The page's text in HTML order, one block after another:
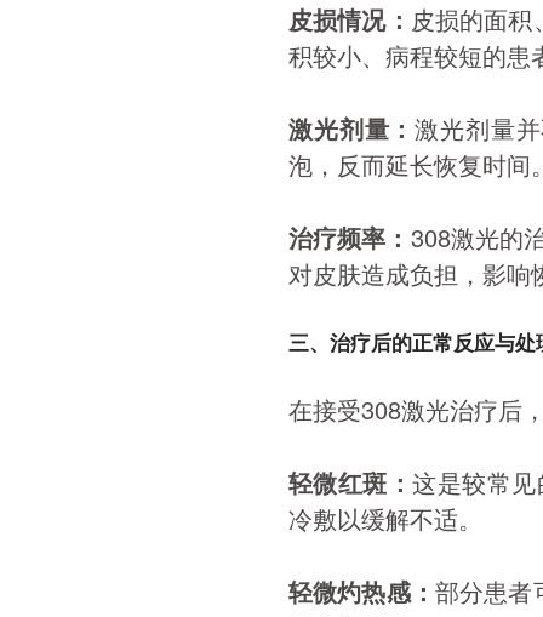
皮损情况： 皮损的面
积较小、病程较短的患
激光剂量：激光剂量
泡，反而延长恢复时间
治疗频率： 308激光的
对皮肤造成负担，影响
三、治疗后的正常反应与处
在接受308激光治疗后
轻微红斑：这是较常
冷敷以缓解不适。
轻微灼热感： 部分患者